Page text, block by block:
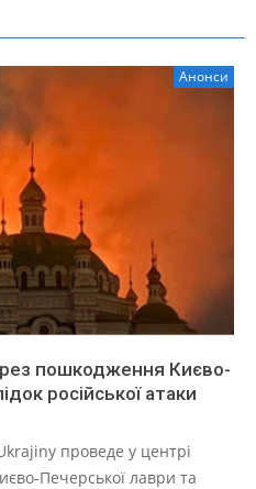
Анонси
пошкодження Києво-
російської атаки
проведе у центрі
Печерської лаври та